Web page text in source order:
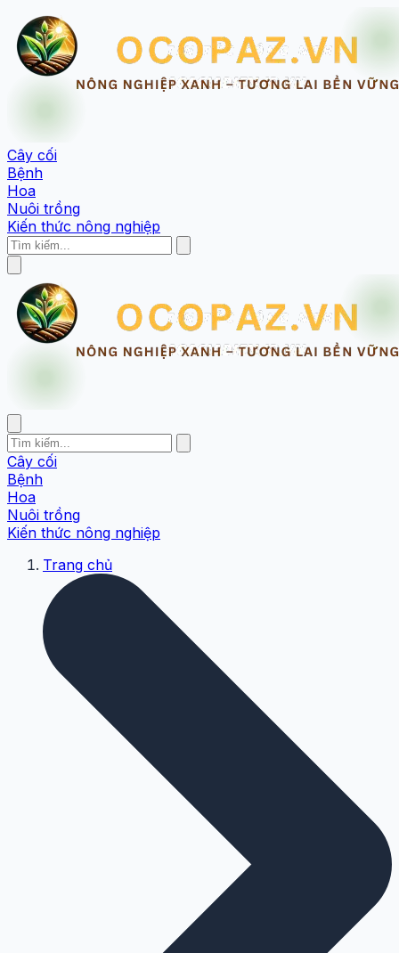
Cây cối
Bệnh
Hoa
Nuôi trồng
Kiến thức nông nghiệp
Cây cối
Bệnh
Hoa
Nuôi trồng
Kiến thức nông nghiệp
Trang chủ